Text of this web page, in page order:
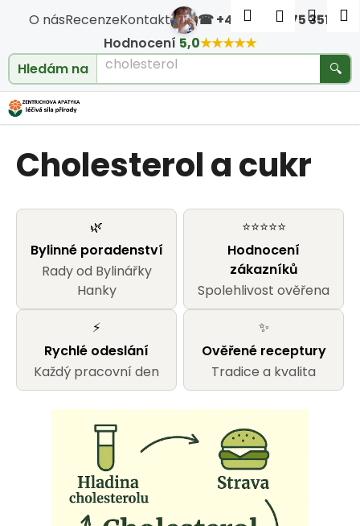
O násRecenzeKontakt ☎ +420 604 475 351
Hodnocení 5,0★★★★★
Hledám na
🔍
Hledat
Cholesterol a cukr
🌿
Bylinné poradenství
Rady od Bylinářky
Hanky
⭐⭐⭐⭐⭐
Hodnocení
zákazníků
Spolehlivost ověřena
⚡
Rychlé odeslání
Každý pracovní den
✨
Ověřené receptury
Tradice a kvalita
Košík
C
o
p
o
e
j